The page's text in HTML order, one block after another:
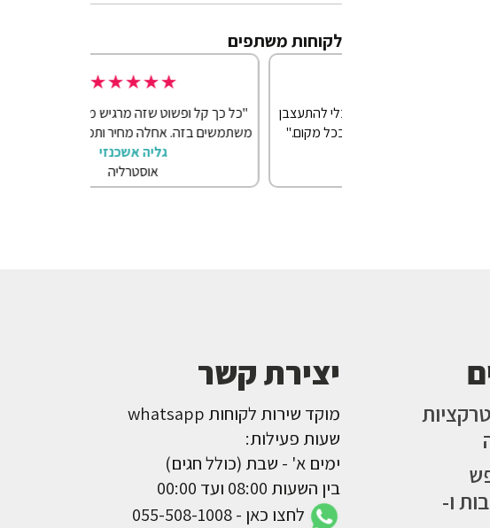
לקוחות משתפים
★
"כל כך קל ופשוט שזה מרגיש מוזר שלא כולם
משתמשים בזה. אחלה מחיר ותמיכה מדהימה."
ו-
יצירת קשר
מוקד שירות לקוחות whatsapp
שעות פעילות:
ימים א' - שבת (כולל חגים)
בין השעות 08:00 ועד 00:00
לחצו כאן - 055-508-1008